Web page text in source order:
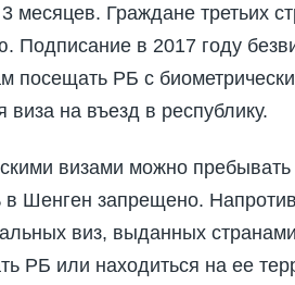
месяцев. Граждане третьих
Подписание в 2017 году
посещать РБ с
виза на въезд в республику.
визами можно
в Шенген запрещено.
виз, выданных
РБ или находиться на ее